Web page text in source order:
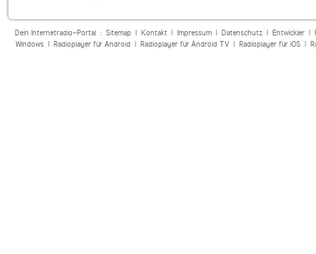
Dein Internetradio-Portal : Sitemap| Kontakt| Impressum| Datenschutz| Entwickler|
Windows| Radioplayer für Android| Radioplayer für Android TV| Radioplayer für iOS|